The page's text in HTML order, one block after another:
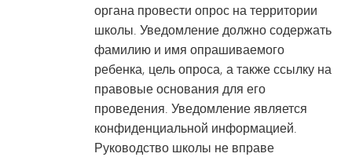
органа провести опрос на территории
школы. Уведомление должно содержать
фамилию и имя опрашиваемого
ребенка, цель опроса, а также ссылку на
правовые основания для его
проведения. Уведомление является
конфиденциальной информацией.
Руководство школы не вправе